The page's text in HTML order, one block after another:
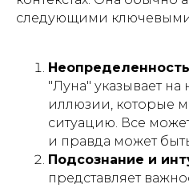
следующими
"Луна" указывает
иллюзии, которые
ситуацию. Все
и правда может
Подсознание и
представляет